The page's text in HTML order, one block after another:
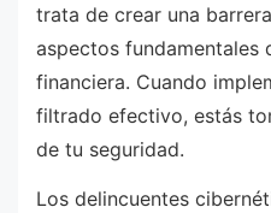
trata de crear una
aspectos fundamentales
financiera. Cuando
filtrado efectivo, estás
de tu seguridad.
Los delincuentes